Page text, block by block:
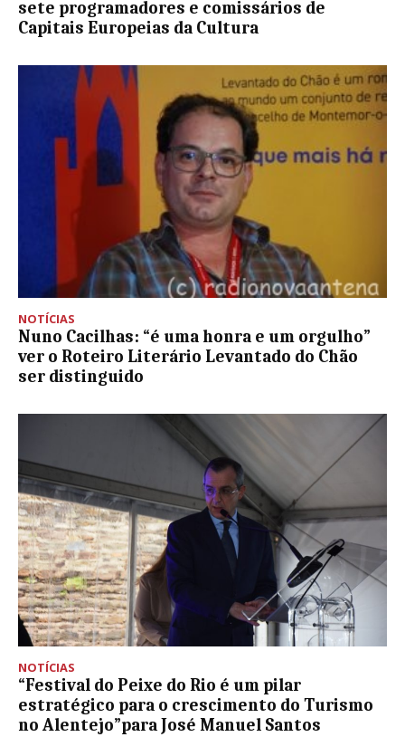
sete programadores e comissários de
Capitais Europeias da Cultura
NOTÍCIAS
Nuno Cacilhas: “é uma honra e um orgulho”
ver o Roteiro Literário Levantado do Chão
ser distinguido
NOTÍCIAS
“Festival do Peixe do Rio é um pilar
estratégico para o crescimento do Turismo
no Alentejo”para José Manuel Santos